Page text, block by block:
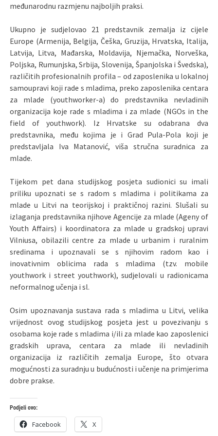
međunarodnu razmjenu najboljih praksi.
Ukupno je sudjelovao 21 predstavnik zemalja iz cijele
Europe (Armenija, Belgija, Češka, Gruzija, Hrvatska, Italija,
Latvija, Litva, Mađarska, Moldavija, Njemačka, Norveška,
Poljska, Rumunjska, Srbija, Slovenija, Španjolska i Švedska),
različitih profesionalnih profila – od zaposlenika u lokalnoj
samoupravi koji rade s mladima, preko zaposlenika centara
za mlade (youthworker-a) do predstavnika nevladinih
organizacija koje rade s mladima i za mlade (NGOs in the
field of youthwork). Iz Hrvatske su odabrana dva
predstavnika, među kojima je i Grad Pula-Pola koji je
predstavljala Iva Matanović, viša stručna suradnica za
mlade.
Tijekom pet dana studijskog posjeta sudionici su imali
priliku upoznati se s radom s mladima i politikama za
mlade u Litvi na teorijskoj i praktičnoj razini. Slušali su
izlaganja predstavnika njihove Agencije za mlade (Ageny of
Youth Affairs) i koordinatora za mlade u gradskoj upravi
Vilniusa, obilazili centre za mlade u urbanim i ruralnim
sredinama i upoznavali se s njihovim radom kao i
inovativnim oblicima rada s mladima (tzv. mobile
youthwork i street youthwork), sudjelovali u radionicama
neformalnog učenja i sl.
Osim upoznavanja sustava rada s mladima u Litvi, velika
vrijednost ovog studijskog posjeta jest u povezivanju s
osobama koje rade s mladima i/ili za mlade kao zaposlenici
gradskih uprava, centara za mlade ili nevladinih
organizacija iz različitih zemalja Europe, što otvara
mogućnosti za suradnju u budućnosti i učenje na primjerima
dobre prakse.
Podjeli ovo:
Facebook X